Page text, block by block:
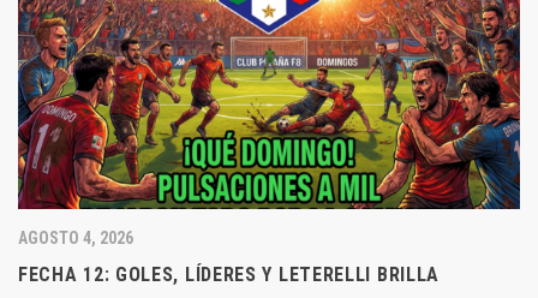
AGOSTO 4, 2026
FECHA 12: GOLES, LÍDERES Y LETERELLI BRILLA